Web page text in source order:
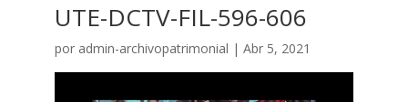
UTE-DCTV-FIL-596-606
por admin-archivopatrimonial | Abr 5, 2021